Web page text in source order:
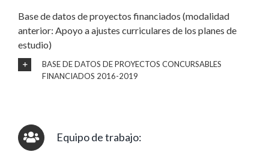
Base de datos de proyectos financiados (modalidad
anterior: Apoyo a ajustes curriculares de los planes de
estudio)
BASE DE DATOS DE PROYECTOS CONCURSABLES
FINANCIADOS 2016-2019
Equipo de trabajo: